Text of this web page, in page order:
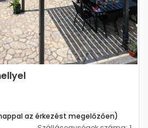
az érkezést megelőzően)